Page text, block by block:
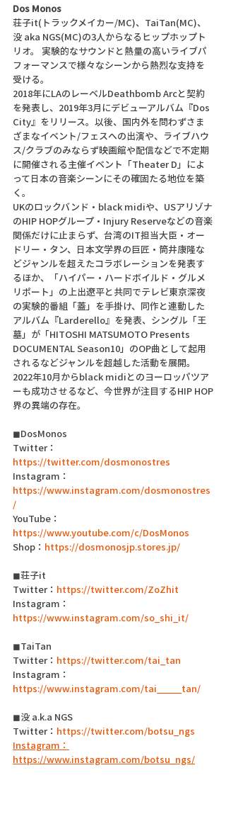
Dos Monos
荘子it(トラックメイカー/MC)、TaiTan(MC)、
没 aka NGS(MC)の3人からなるヒップホップト
リオ。 実験的なサウンドと熱量の高いライブパ
フォーマンスで様々なシーンから熱烈な支持を
受ける。
2018年にLAのレーベルDeathbomb Arcと契約
を発表し、2019年3月にデビューアルバム『Dos
City』をリリース。以後、国内外を問わずさま
ざまなイベント/フェスへの出演や、ライブハウ
ス/クラブのみならず映画館や配信などで不定期
に開催される主催イベント「Theater D」によ
って日本の音楽シーンにその確固たる地位を築
く。
UKのロックバンド・black midiや、USアリゾナ
のHIP HOPグループ・Injury Reserveなどの音楽
関係だけに止まらず、台湾のIT担当大臣・オー
ドリー・タン、日本文学界の巨匠・筒井康隆な
どジャンルを超えたコラボレーションを発表す
るほか、「ハイパー・ハードボイルド・グルメ
リポート」の上出遼平と共同でテレビ東京深夜
の実験的番組「蓋」を手掛け、同作と連動した
アルバム『Larderello』を発表、シングル「王
墓」が「HITOSHI MATSUMOTO Presents
DOCUMENTAL Season10」のOP曲として起用
されるなどジャンルを超越した活動を展開。
2022年10月からblack midiとのヨーロッパツア
ーも成功させるなど、今世界が注目するHIP HOP
界の異端の存在。
◼DosMonos
Twitter：
https://twitter.com/dosmonostres
Instagram：
https://www.instagram.com/dosmonostres
/
YouTube：
https://www.youtube.com/c/DosMonos
Shop： https://dosmonosjp.stores.jp/
◼荘子it
Twitter： https://twitter.com/ZoZhit
Instagram：
https://www.instagram.com/so_shi_it/
◼TaiTan
Twitter： https://twitter.com/tai_tan
Instagram：
https://www.instagram.com/tai_____tan/
◼没 a.k.a NGS
Twitter： https://twitter.com/botsu_ngs
Instagram：
https://www.instagram.com/botsu_ngs/